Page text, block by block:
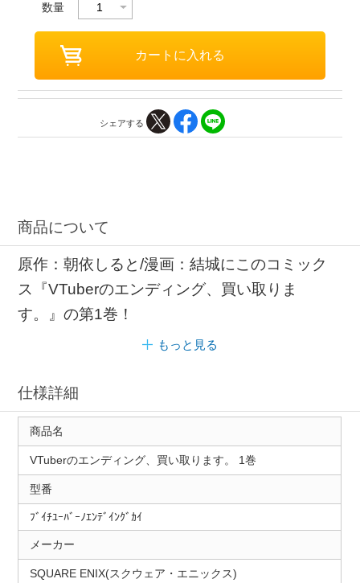
数量
シェアする
商品について
原作：朝依しると/漫画：結城にこのコミック
ス『VTuberのエンディング、買い取りま
す。』の第1巻！
もっと見る
仕様詳細
商品名
VTuberのエンディング、買い取ります。 1巻
型番
ﾌﾞｲﾁﾕｰﾊﾞｰﾉｴﾝﾃﾞｲﾝｸﾞｶｲ
メーカー
SQUARE ENIX(スクウェア・エニックス)